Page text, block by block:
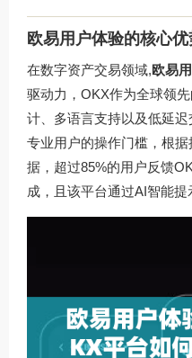
欧易用户体验的核心优
在数字资产交易领域,欧易
驱动力，OKX作为全球领
计、多语言支持以及低延
专业用户的操作门槛，根
据，超过85%的用户反馈
成，且该平台通过AI智能提